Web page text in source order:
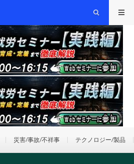
災害/事故/不祥事 テクノロジー/製品